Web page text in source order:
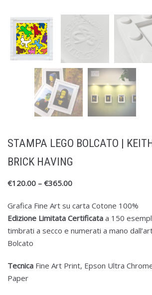
STAMPA LEGO BOLCATO |
BRICK HAVING
€120.00 – €365.00
Grafica Fine Art su carta Cotone 100%
Edizione Limitata Certificata a 150
timbrati a secco e numerati a mano
Bolcato
Tecnica Fine Art Print, Epson Ultra
Paper